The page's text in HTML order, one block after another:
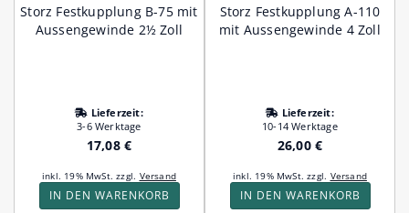
Storz Festkupplung B-75 mit
Aussengewinde 2½ Zoll
Lieferzeit:
3-6 Werktage
17,08 €
inkl. 19% MwSt. zzgl. Versand
IN DEN WARENKORB
Storz Festkupplung A-110
mit Aussengewinde 4 Zoll
Lieferzeit:
10-14 Werktage
26,00 €
inkl. 19% MwSt. zzgl. Versand
IN DEN WARENKORB